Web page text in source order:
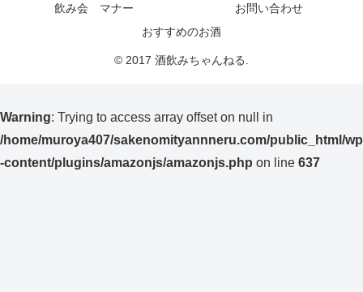
飲み会 マナー
お問い合わせ
おすすめのお酒
© 2017 酒飲みちゃんねる.
Warning: Trying to access array offset on null in
/home/muroya407/sakenomityannneru.com/public_html/wp
-content/plugins/amazonjs/amazonjs.php on line 637